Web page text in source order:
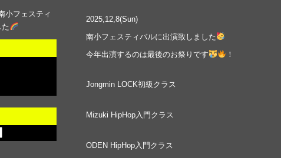
2025,12,8(Sun)
南小フェスティバルに出演致しました
今年出演するのは最後のお祭りです
！
Jongmin LOCK初級クラス
Mizuki HipHop入門クラス
ODEN HipHop入門クラス
小フェスティ